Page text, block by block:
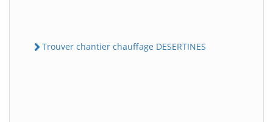
Trouver chantier chauffage DESERTINES